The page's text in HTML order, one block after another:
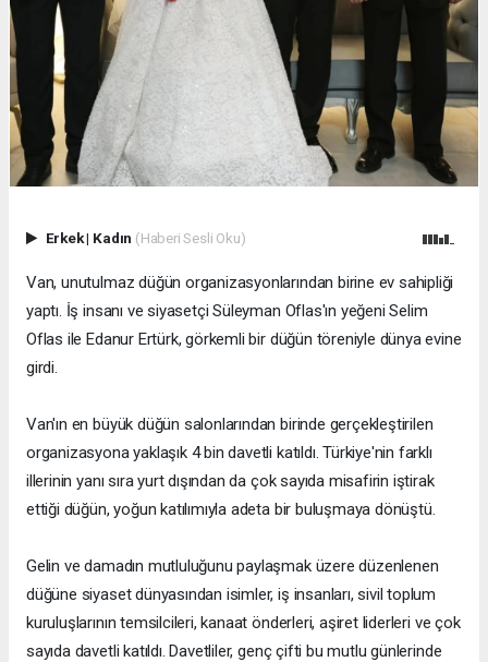
Erkek| Kadın (Haberi Sesli Oku)
Van, unutulmaz düğün organizasyonlarından birine ev sahipliği
yaptı. İş insanı ve siyasetçi Süleyman Oflas'ın yeğeni Selim
Oflas ile Edanur Ertürk, görkemli bir düğün töreniyle dünya evine
girdi.
Van'ın en büyük düğün salonlarından birinde gerçekleştirilen
organizasyona yaklaşık 4 bin davetli katıldı. Türkiye'nin farklı
illerinin yanı sıra yurt dışından da çok sayıda misafirin iştirak
ettiği düğün, yoğun katılımıyla adeta bir buluşmaya dönüştü.
Gelin ve damadın mutluluğunu paylaşmak üzere düzenlenen
düğüne siyaset dünyasından isimler, iş insanları, sivil toplum
kuruluşlarının temsilcileri, kanaat önderleri, aşiret liderleri ve çok
sayıda davetli katıldı. Davetliler, genç çifti bu mutlu günlerinde